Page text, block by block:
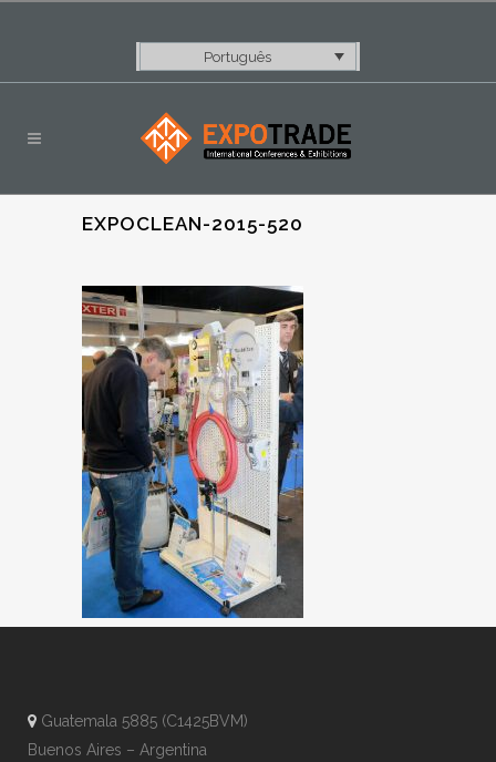
Português
EXPOCLEAN-2015-520
Guatemala 5885 (C1425BVM)
Buenos Aires – Argentina